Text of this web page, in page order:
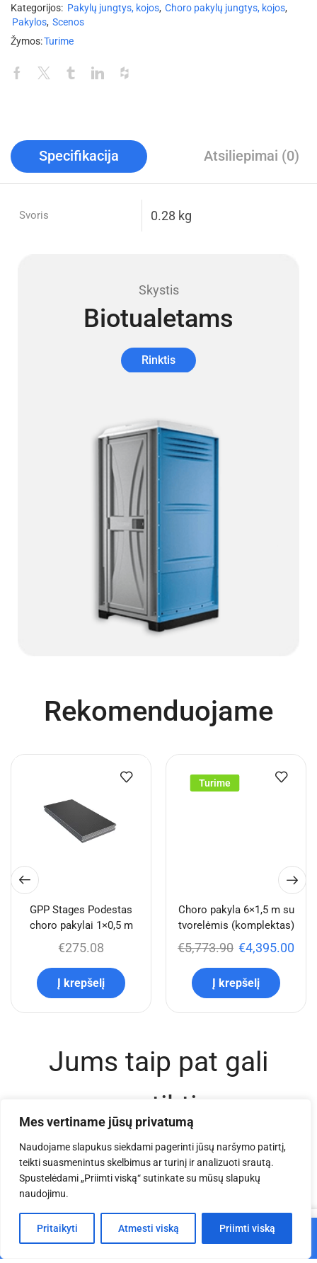
Mes vertiname jūsų privatumą
Naudojame slapukus siekdami pagerinti jūsų naršymo patirtį,
teikti suasmenintus skelbimus ar turinį ir analizuoti srautą.
Spustelėdami „Priimti viską“ sutinkate su mūsų slapukų
naudojimu.
Pritaikyti Atmesti viską Priimti viską
Kategorijos: Pakylų jungtys, kojos, Choro pakylų jungtys, kojos,
Pakylos, Scenos
Žymos:Turime
Specifikacija Atsiliepimai (0)
Svoris 0.28 kg
Skystis
Biotualetams
Rinktis
Rekomenduojame
GPP Stages Podestas
choro pakylai 1×0,5 m
€275.08
Į krepšelį
Turime
Choro pakyla 6×1,5 m su
tvorelėmis (komplektas)
€5,773.90 €4,395.00
Į krepšelį
Jums taip pat gali
patikti
Į krepšelį
Pagrindinis Parduotuvė Krepšelis Paskyra